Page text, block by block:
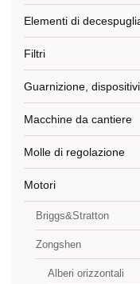
Elementi di
Filtri
Guarnizione,
Macchine da cantiere
Molle di regolazione
Motori
Briggs&Stratton
Zongshen
Alberi orizzontali